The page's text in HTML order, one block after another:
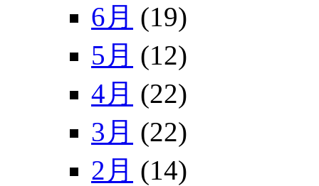
6月 (19)
5月 (12)
4月 (22)
3月 (22)
2月 (14)